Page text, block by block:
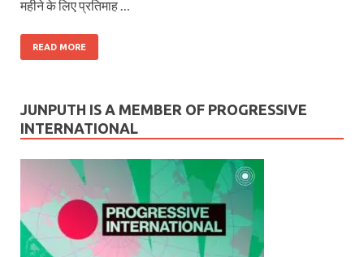
महीने के लिए प्रतिमाह …
READ MORE
JUNPUTH IS A MEMBER OF PROGRESSIVE
INTERNATIONAL